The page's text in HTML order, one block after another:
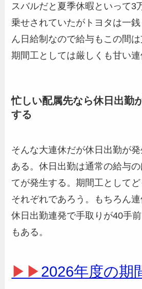
スバルだと夏季休暇といって3
乗せされていたがトヨタは一
ん日給制なので給与もこの間
期間工としては厳しくも甘い連
忙しい配属先なら休日出勤
する
そんな大連休だが休日出勤が
ある。休日出勤は通常の給与
てが発生する。期間工として
それぞれであろう。もちろん
休日出勤連発で手取りが40手
もある。
▶▶2026年度の期